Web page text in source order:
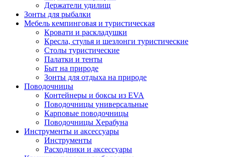
Держатели удилищ
Зонты для рыбалки
Мебель кемпинговая и туристическая
Кровати и раскладушки
Кресла, стулья и шезлонги туристические
Столы туристические
Палатки и тенты
Быт на природе
Зонты для отдыха на природе
Поводочницы
Контейнеры и боксы из EVA
Поводочницы универсальные
Карповые поводочницы
Поводочницы Херабуна
Инструменты и аксессуары
Инструменты
Расходники и аксессуары